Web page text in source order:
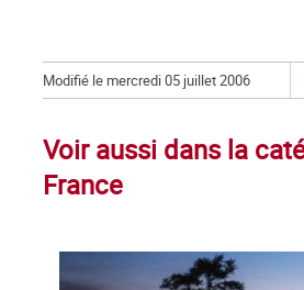
Modifié le mercredi 05 juillet 2006
Voir aussi dans la
France